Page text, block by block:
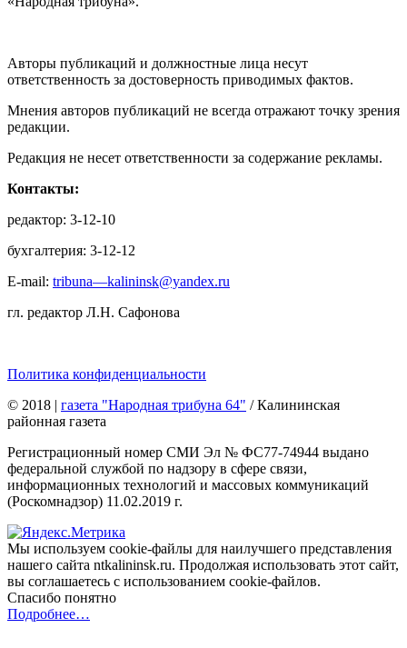
Авторы публикаций и должностные лица несут
ответственность за достоверность приводимых фактов.
Мнения авторов публикаций не всегда отражают точку зрения
редакции.
Редакция не несет ответственности за содержание рекламы.
Контакты:
редактор: 3-12-10
бухгалтерия: 3-12-12
E-mail: tribuna—kalininsk@yandex.ru
гл. редактор Л.Н. Сафонова
Политика конфиденциальности
© 2018 | газета "Народная трибуна 64" / Калининская
районная газета
Регистрационный номер СМИ Эл № ФС77-74944 выдано
федеральной службой по надзору в сфере связи,
информационных технологий и массовых коммуникаций
(Роскомнадзор) 11.02.2019 г.
Мы используем cookie-файлы для наилучшего представления
нашего сайта ntkalininsk.ru. Продолжая использовать этот сайт,
вы соглашаетесь с использованием cookie-файлов.
Спасибо понятно
Подробнее…